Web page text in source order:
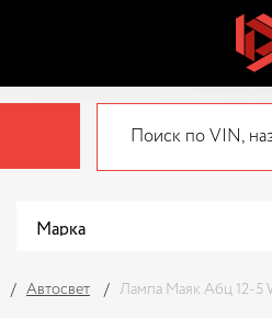
Автосвет Лампа Маяк Абц 12-5